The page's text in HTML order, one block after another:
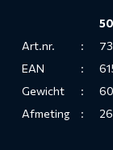
Art.nr.
:
EAN
:
Gewicht
:
Afmeting
: